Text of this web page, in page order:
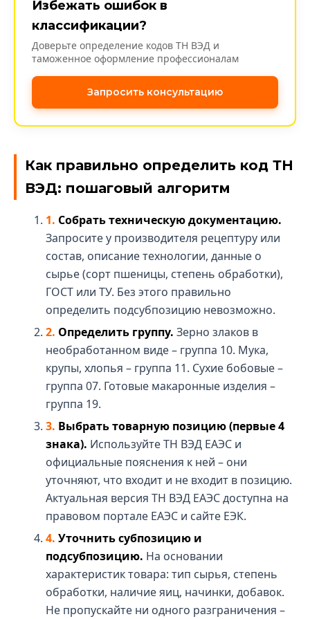
Избежать ошибок в
классификации?
Доверьте определение кодов ТН ВЭД и
таможенное оформление профессионалам
Запросить консультацию
Как правильно определить код ТН
ВЭД: пошаговый алгоритм
Собрать техническую документацию.
Запросите у производителя рецептуру или
состав, описание технологии, данные о
сырье (сорт пшеницы, степень обработки),
ГОСТ или ТУ. Без этого правильно
определить подсубпозицию невозможно.
Определить группу. Зерно злаков в
необработанном виде – группа 10. Мука,
крупы, хлопья – группа 11. Сухие бобовые –
группа 07. Готовые макаронные изделия –
группа 19.
Выбрать товарную позицию (первые 4
знака). Используйте ТН ВЭД ЕАЭС и
официальные пояснения к ней – они
уточняют, что входит и не входит в позицию.
Актуальная версия ТН ВЭД ЕАЭС доступна на
правовом портале ЕАЭС и сайте ЕЭК.
Уточнить субпозицию и
подсубпозицию. На основании
характеристик товара: тип сырья, степень
обработки, наличие яиц, начинки, добавок.
Не пропускайте ни одного разграничения –